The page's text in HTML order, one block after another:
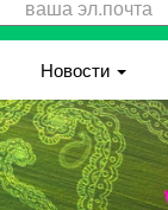
Новости